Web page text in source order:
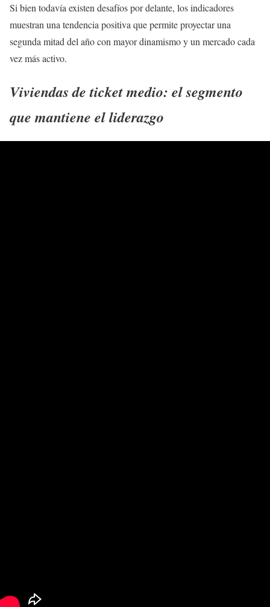
Si bien todavía existen desafíos por delante, los indicadores
muestran una tendencia positiva que permite proyectar una
segunda mitad del año con mayor dinamismo y un mercado cada
vez más activo.
Viviendas de ticket medio: el segmento
que mantiene el liderazgo